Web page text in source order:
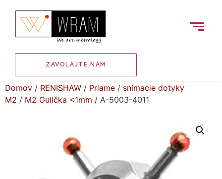
ZAVOLAJTE NÁM
Domov / RENISHAW / Priame / snímacie dotyky
M2 / M2 Gulička <1mm / A-5003-4011